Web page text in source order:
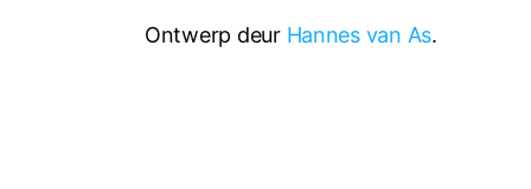
Ontwerp deur Hannes van As.